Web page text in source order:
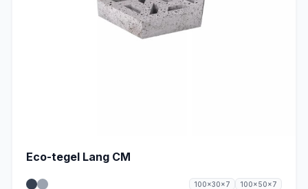
Eco-tegel Lang CM
100x30x7 100x50x7